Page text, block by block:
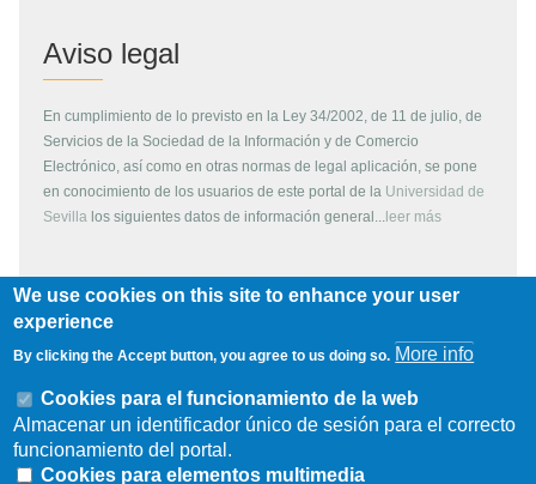
Aviso legal
En cumplimiento de lo previsto en la Ley 34/2002, de 11 de julio, de
Servicios de la Sociedad de la Información y de Comercio
Electrónico, así como en otras normas de legal aplicación, se pone
en conocimiento de los usuarios de este portal de la Universidad de
Sevilla los siguientes datos de información general... leer más
Copyright
Todos los contenidos de este servidor WEB, son propiedad de la
Universidad de Sevilla, si no se indica lo contrario. Pueden ser
reproducidos libremente y para fines no lucrativos por cualquier
persona perteneciente a una institución de carácter educativo o
investigador. Otras instituciones, organismos, empresas, etc. deben
We use cookies on this site to enhance your user
experience
By clicking the Accept button, you agree to us doing so. More info
Cookies para el funcionamiento de la web
Almacenar un identificador único de sesión para el correcto
funcionamiento del portal.
Cookies para elementos multimedia